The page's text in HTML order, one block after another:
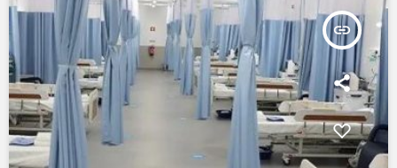
insert_link